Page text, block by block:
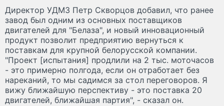
Директор УДМЗ Петр Скворцов добавил, что ранее
завод был одним из основных поставщиков
двигателей для "Белаза", и новый инновационный
продукт позволит предприятию вернуться к
поставкам для крупной белорусской компании.
"Проект [испытания] продлили на 2 тыс. моточасов
- это примерно полгода, если он отработает без
нареканий, то мы садимся за стол переговоров. Я
вижу ближайшую перспективу - это поставка 20
двигателей, ближайшая партия", - сказал он.